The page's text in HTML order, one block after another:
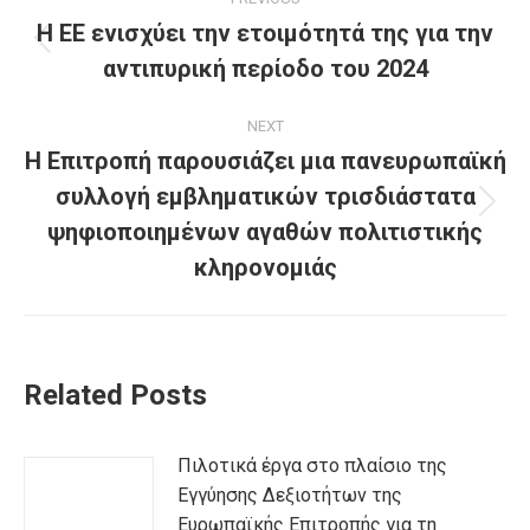
navigation
Previous
post:
Η ΕΕ ενισχύει την ετοιμότητά της για την
αντιπυρική περίοδο του 2024
NEXT
post:
Η Επιτροπή παρουσιάζει μια πανευρωπαϊκή
συλλογή εμβληματικών τρισδιάστατα
ψηφιοποιημένων αγαθών πολιτιστικής
κληρονομιάς
Related Posts
Πιλοτικά έργα στο πλαίσιο της
Εγγύησης Δεξιοτήτων της
Ευρωπαϊκής Επιτροπής για τη